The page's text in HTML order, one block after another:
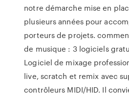
notre démarche mise en
plusieurs années pour
porteurs de projets.
de musique : 3 logiciels
Logiciel de mixage
live, scratch et remix avec
contrôleurs MIDI/HID. Il